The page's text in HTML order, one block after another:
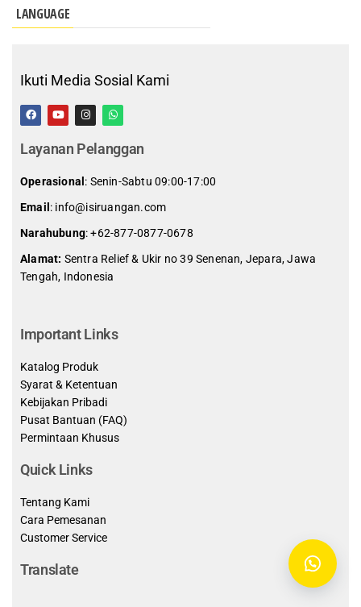
LANGUAGE
Ikuti Media Sosial Kami
Layanan Pelanggan
Operasional : Senin-Sabtu 09:00-17:00
Email : info@isiruangan.com
Narahubung:+62-877-0877-0678
Alamat: Sentra Relief & Ukir no 39 Senenan, Jepara, Jawa
Tengah, Indonesia
Important Links
Katalog Produk
Syarat & Ketentuan
Kebijakan Pribadi
Pusat Bantuan (FAQ)
Permintaan Khusus
Quick Links
Tentang Kami
Cara Pemesanan
Customer Service
Translate